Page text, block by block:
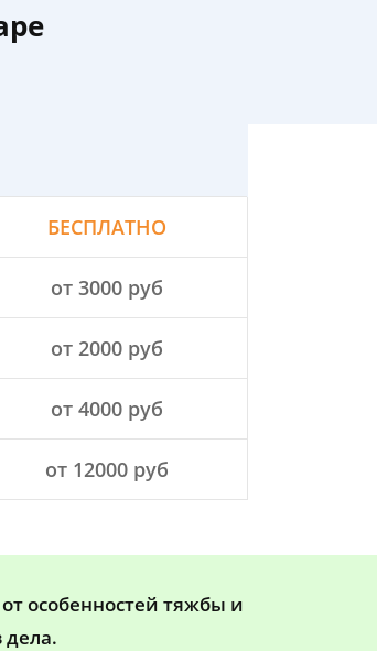
БЕСПЛАТНО
от 3000 руб
от 2000 руб
от 4000 руб
от 12000 руб
особенностей тяжбы и
дела.